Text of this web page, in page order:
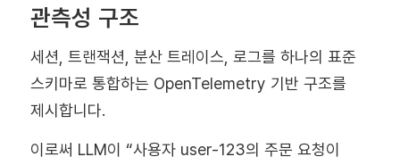
관측성 구조
세션, 트랜잭션, 분산 트레이스, 로그를 하나의 표준
스키마로 통합하는 OpenTelemetry 기반 구조를
제시합니다.
이로써 LLM이 “사용자 user-123의 주문 요청이